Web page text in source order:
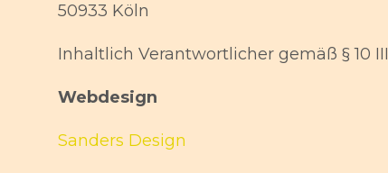
50933 Köln
Inhaltlich Verantwortlicher gemäß § 10
Webdesign
Sanders Design